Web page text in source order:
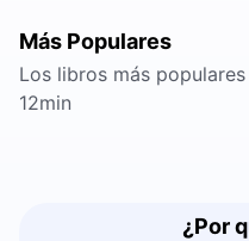
Más Populares
Los libros más
12min
¿Por